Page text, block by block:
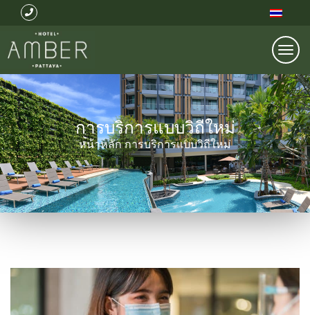
การบริการแบบวิถีใหม่
หน้าหลัก การบริการแบบวิถีใหม่